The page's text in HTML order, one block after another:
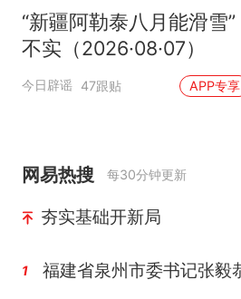
“新疆阿勒泰八月能滑雪”
不实（2026·08·07）
今日辟谣 47跟贴 APP专享
网易热搜 每30分钟更新
夯实基础开新局
1